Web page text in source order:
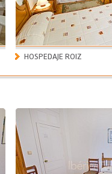
HOSPEDAJE ROIZ